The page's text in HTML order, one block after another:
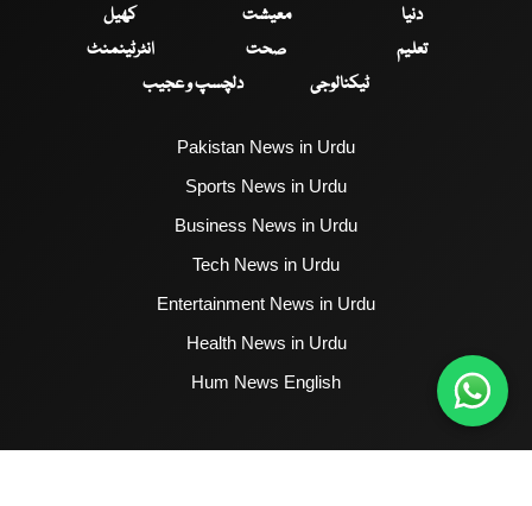
دنیا
معیشت
کھیل
تعلیم
صحت
انٹرٹینمنٹ
ٹیکنالوجی
دلچسپ و عجیب
Pakistan News in Urdu
Sports News in Urdu
Business News in Urdu
Tech News in Urdu
Entertainment News in Urdu
Health News in Urdu
Hum News English